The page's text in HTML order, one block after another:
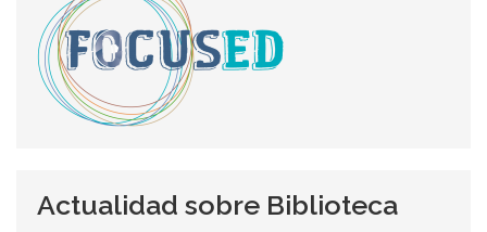
Actualidad sobre Biblioteca